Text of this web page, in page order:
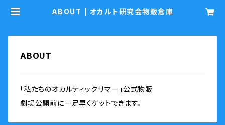
ABOUT | オカルト研究会物販倉庫
ABOUT
「私たちのオカルティックサマー」公式物販
劇場公開前に一足早くゲットできます。